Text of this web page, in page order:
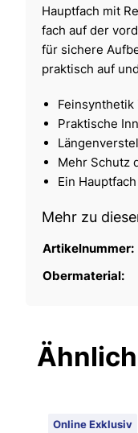
Hauptfach mit
fach auf der
für sichere
praktisch auf
Feinsynthetik
Praktische
Mehr Schutz
Ein
Mehr zu
Artikelnummer:
Obermaterial:
Online Exklusiv